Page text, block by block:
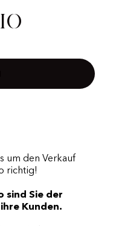
um den Verkauf
richtig!
sind Sie der
Kunden.